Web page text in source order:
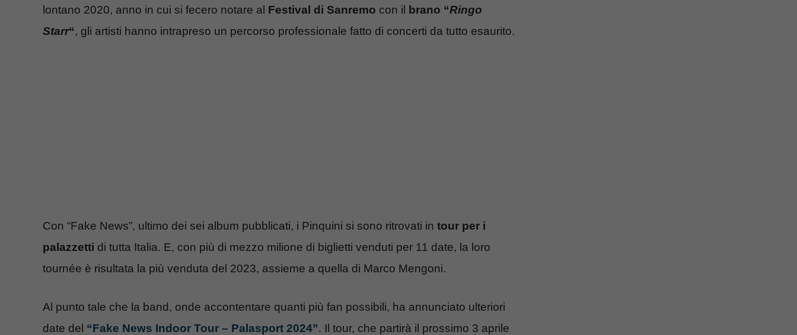
lontano 2020, anno in cui si fecero notare al Festival di Sanremo con il brano “Ringo
Starr“, gli artisti hanno intrapreso un percorso professionale fatto di concerti da tutto esaurito.
Con “Fake News”, ultimo dei sei album pubblicati, i Pinquini si sono ritrovati in tour per i
palazzetti di tutta Italia. E, con più di mezzo milione di biglietti venduti per 11 date, la loro
tournée è risultata la più venduta del 2023, assieme a quella di Marco Mengoni.
Al punto tale che la band, onde accontentare quanti più fan possibili, ha annunciato ulteriori
date del “Fake News Indoor Tour – Palasport 2024”. Il tour, che partirà il prossimo 3 aprile